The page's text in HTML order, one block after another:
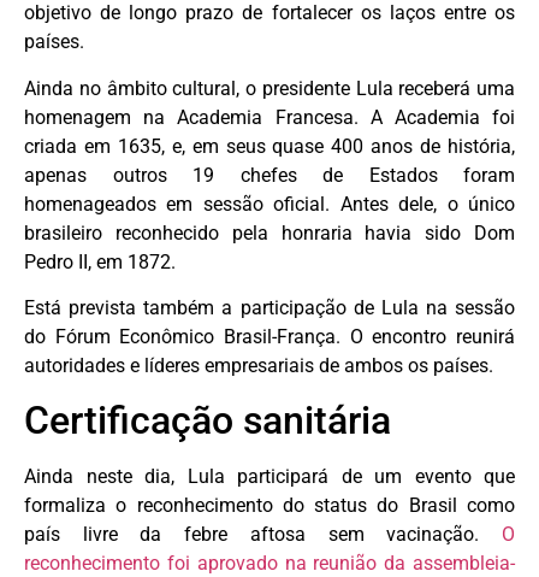
objetivo de longo prazo de fortalecer os laços entre os
países.
Ainda no âmbito cultural, o presidente Lula receberá uma
homenagem na Academia Francesa. A Academia foi
criada em 1635, e, em seus quase 400 anos de história,
apenas outros 19 chefes de Estados foram
homenageados em sessão oficial. Antes dele, o único
brasileiro reconhecido pela honraria havia sido Dom
Pedro II, em 1872.
Está prevista também a participação de Lula na sessão
do Fórum Econômico Brasil-França. O encontro reunirá
autoridades e líderes empresariais de ambos os países.
Certificação sanitária
Ainda neste dia, Lula participará de um evento que
formaliza o reconhecimento do status do Brasil como
país livre da febre aftosa sem vacinação. O
reconhecimento foi aprovado na reunião da assembleia-